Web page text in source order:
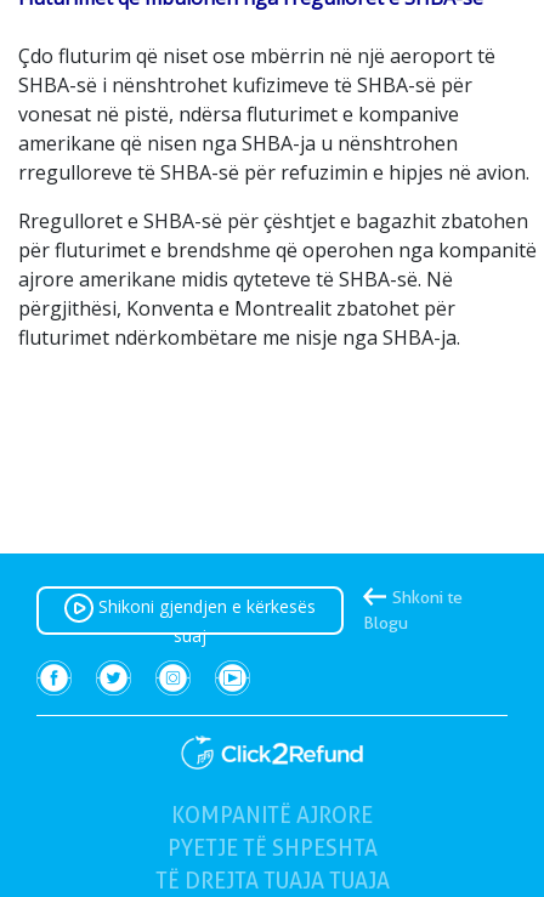
Çdo fluturim që niset ose mbërrin në një aeroport të
SHBA-së i nënshtrohet kufizimeve të SHBA-së për
vonesat në pistë, ndërsa fluturimet e kompanive
amerikane që nisen nga SHBA-ja u nënshtrohen
rregulloreve të SHBA-së për refuzimin e hipjes në avion.
Rregulloret e SHBA-së për çështjet e bagazhit zbatohen
për fluturimet e brendshme që operohen nga kompanitë
ajrore amerikane midis qyteteve të SHBA-së. Në
përgjithësi, Konventa e Montrealit zbatohet për
fluturimet ndërkombëtare me nisje nga SHBA-ja.
Shikoni gjendjen e kërkesës
suaj
Shkoni te
Blogu
KOMPANITË AJRORE
PYETJE TË SHPESHTA(e tanishme)
TË DREJTA TUAJATUAJA